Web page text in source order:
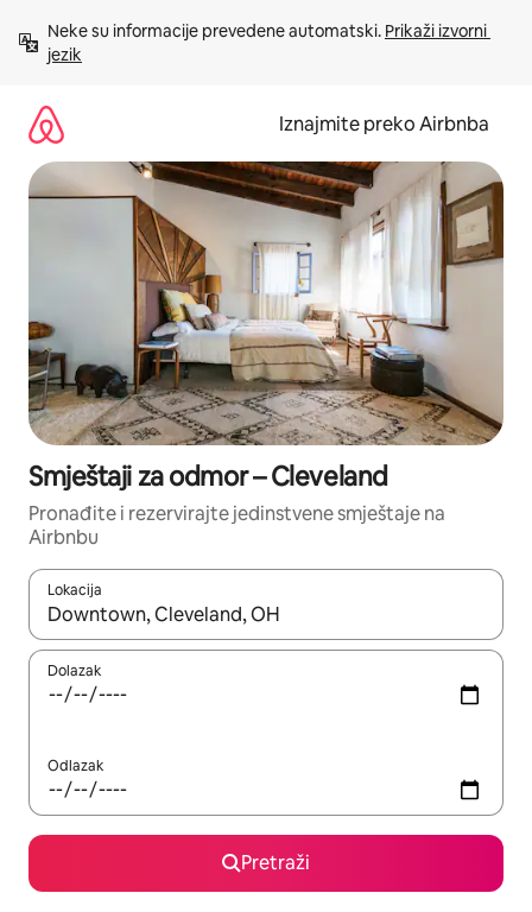
sadržaj
Neke su informacije prevedene automatski. Prikaži izvorni
jezik
Iznajmite preko Airbnba
Smještaji za odmor – Cleveland
Pronađite i rezervirajte jedinstvene smještaje na
Airbnbu
Lokacija
Kada budu dostupni rezultati, moći ćete ih pregledati
Dolazak
Odlazak
Pretraži